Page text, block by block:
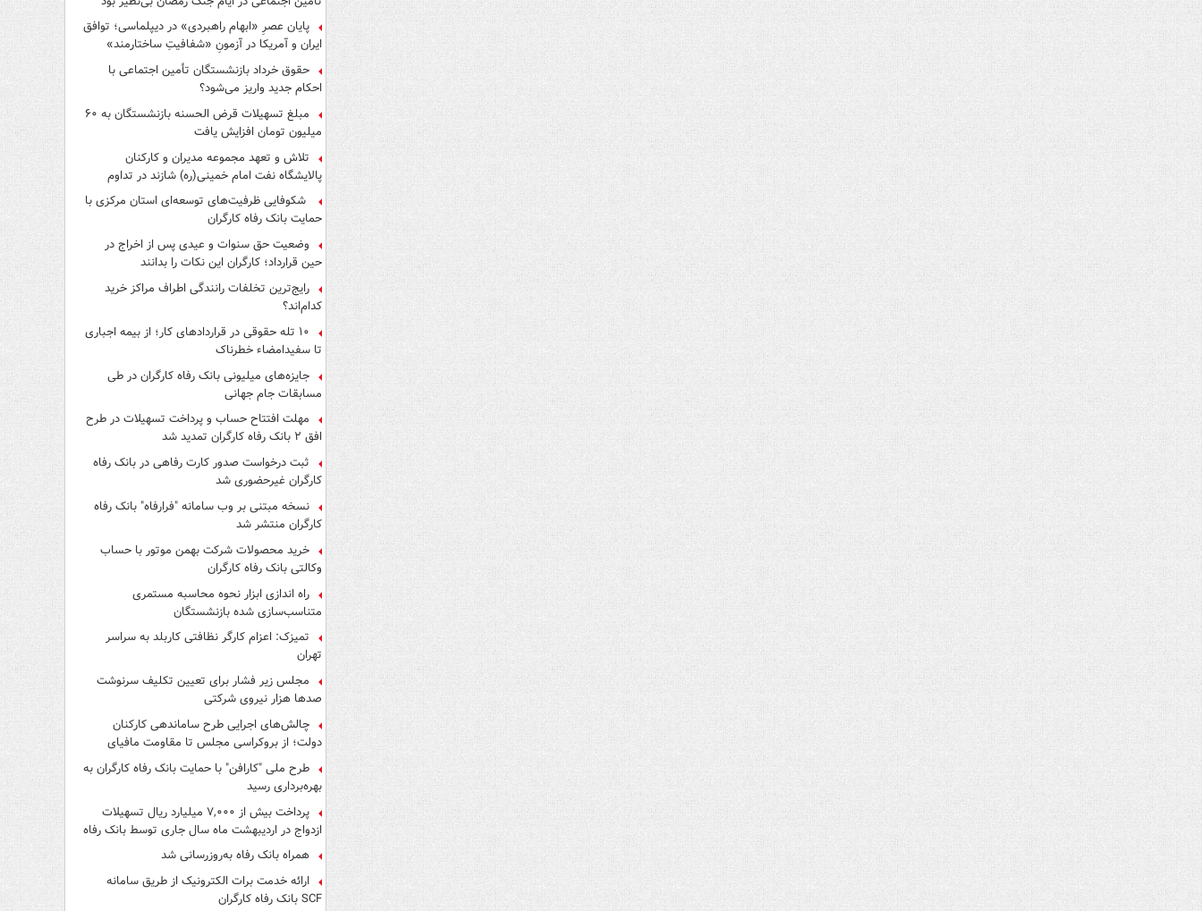
پایان عصرِ «ابهام راهبردی» در دیپلماسی؛ توافق
ایران و آمریکا در آزمونِ «شفافیتِ ساختارمند»
حقوق خرداد بازنشستگان تأمین اجتماعی با
احکام جدید واریز می‌شود؟
مبلغ تسهیلات قرض الحسنه بازنشستگان به ۶۰
میلیون تومان افزایش یافت
تلاش و تعهد مجموعه مدیران و کارکنان
پالایشگاه نفت امام خمینی(ره) شازند در تداوم
تولید در ایام جنگ رمضان، شایسته قدردانی است
شکوفایی ظرفیت‌های توسعه‌ای استان مرکزی با
حمایت بانک رفاه کارگران
وضعیت حق سنوات و عیدی پس از اخراج در
حین قرارداد؛ کارگران این نکات را بدانند
رایج‌ترین تخلفات رانندگی اطراف مراکز خرید
کدام‌اند؟
۱۰ تله حقوقی در قراردادهای کار؛ از بیمه اجباری
تا سفیدامضاء خطرناک
جایزه‌های میلیونی بانک رفاه کارگران در طی
مسابقات جام جهانی
مهلت افتتاح حساب و پرداخت تسهیلات در طرح
افق ۲ بانک رفاه کارگران تمدید شد
ثبت درخواست صدور کارت رفاهی در بانک رفاه
کارگران غیرحضوری شد
نسخه مبتنی بر وب سامانه "فرارفاه" بانک رفاه
کارگران منتشر شد
خرید محصولات شرکت بهمن موتور با حساب
وکالتی بانک رفاه کارگران
راه اندازی ابزار نحوه محاسبه مستمری
متناسب‌سازی شده بازنشستگان
تمیزک: اعزام کارگر نظافتی کاربلد به سراسر
تهران
مجلس زیر فشار برای تعیین تکلیف سرنوشت
صدها هزار نیروی شرکتی
چالش‌های اجرایی طرح ساماندهی کارکنان
دولت؛ از بروکراسی مجلس تا مقاومت مافیای
واسطه‌گری
طرح ملی "کارافن" با حمایت بانک رفاه کارگران به
بهره‌برداری رسید
پرداخت بیش از ۷,۰۰۰ میلیارد ریال تسهیلات
ازدواج در اردیبهشت ماه سال جاری توسط بانک رفاه
کارگران
همراه بانک رفاه به‌روزرسانی شد
ارائه خدمت برات الکترونیک از طریق سامانه
SCF بانک رفاه کارگران